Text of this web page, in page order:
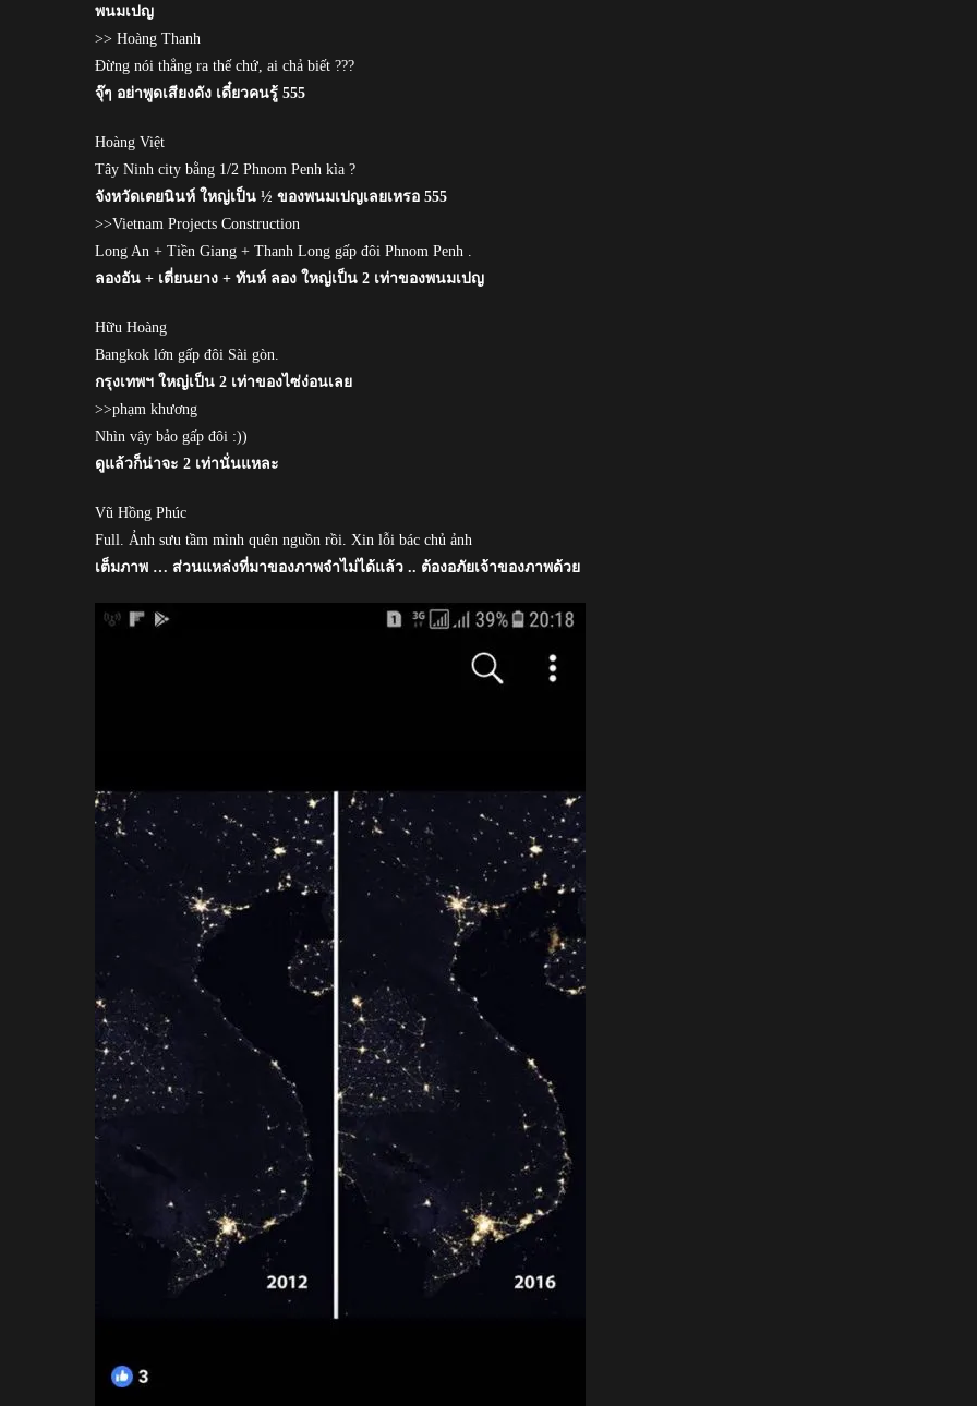
พนมเปญ
>> Hoàng Thanh
Đừng nói thẳng ra thế chứ, ai chả biết ???
จุ๊ๆ อย่าพูดเสียงดัง เดี๋ยวคนรู้ 555
Hoàng Việt
Tây Ninh city bằng 1/2 Phnom Penh kìa ?
จังหวัดเตยนินห์ ใหญ่เป็น ½ ของพนมเปญเลยเหรอ 555
>>Vietnam Projects Construction
Long An + Tiền Giang + Thanh Long gấp đôi Phnom Penh .
ลองอัน + เตี่ยนยาง + ทันห์ ลอง ใหญ่เป็น 2 เท่าของพนมเปญ
Hữu Hoàng
Bangkok lớn gấp đôi Sài gòn.
กรุงเทพฯ ใหญ่เป็น 2 เท่าของไซ่ง่อนเลย
>>phạm khương
Nhìn vậy bảo gấp đôi :))
ดูแล้วก็น่าจะ 2 เท่านั่นแหละ
Vũ Hồng Phúc
Full. Ảnh sưu tầm mình quên nguồn rồi. Xin lỗi bác chủ ảnh
เต็มภาพ … ส่วนแหล่งที่มาของภาพจำไม่ได้แล้ว .. ต้องอภัยเจ้าของภาพด้วย